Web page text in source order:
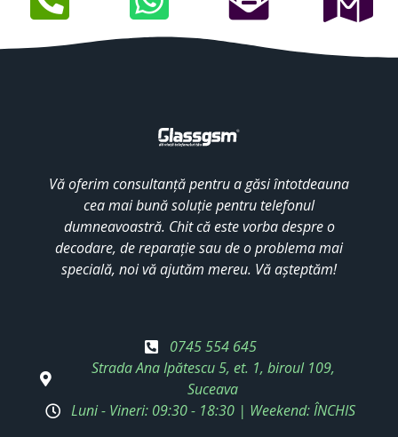
Vă oferim consultanță pentru a găsi întotdeauna
cea mai bună soluție pentru telefonul
dumneavoastră. Chit că este vorba despre o
decodare, de reparație sau de o problema mai
specială, noi vă ajutăm mereu. Vă așteptăm!
0745 554 645
Strada Ana Ipătescu 5, et. 1, biroul 109,
Suceava
Luni - Vineri: 09:30 - 18:30 | Weekend: ÎNCHIS